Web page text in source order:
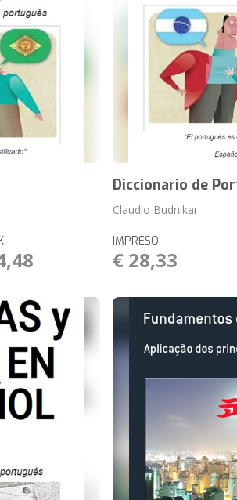
Diccionario de
Claudio Budnikar
IMPRESO
€ 28,33